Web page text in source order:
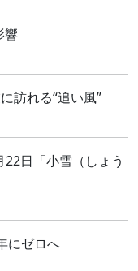
響
訪れる“追い風”
日「小雪（しょう
にゼロへ